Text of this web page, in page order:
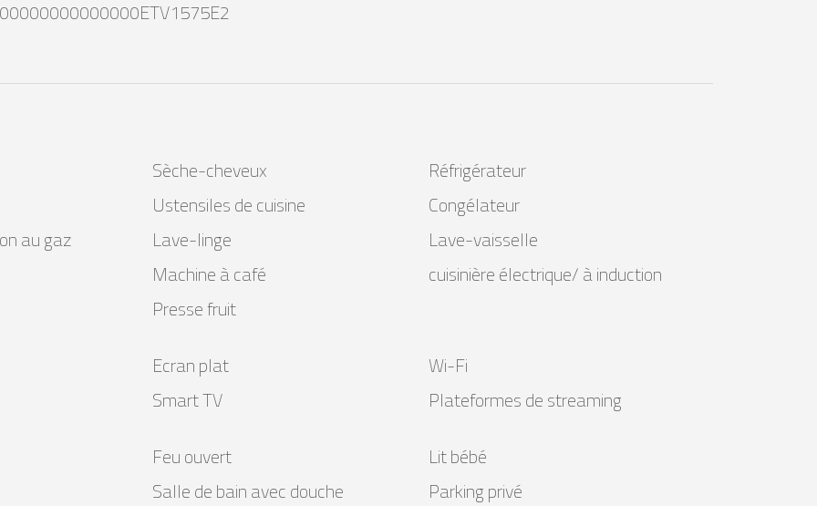
Sèche-cheveux
Réfrigérateur
Ustensiles de cuisine
Congélateur
au gaz
Lave-linge
Lave-vaisselle
Machine à café
cuisinière électrique/ à induction
Presse fruit
Ecran plat
Wi-Fi
Smart TV
Plateformes de streaming
Feu ouvert
Lit bébé
Salle de bain avec douche
Parking privé